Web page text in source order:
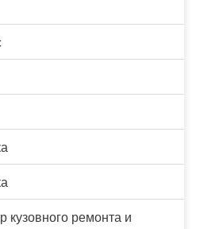
кузовного ремонта и